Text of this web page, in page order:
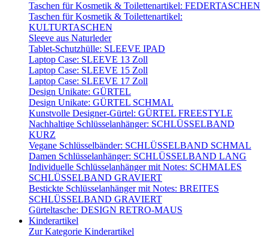
Taschen für Kosmetik & Toilettenartikel: FEDERTASCHEN
Taschen für Kosmetik & Toilettenartikel:
KULTURTASCHEN
Sleeve aus Naturleder
Tablet-Schutzhülle: SLEEVE IPAD
Laptop Case: SLEEVE 13 Zoll
Laptop Case: SLEEVE 15 Zoll
Laptop Case: SLEEVE 17 Zoll
Design Unikate: GÜRTEL
Design Unikate: GÜRTEL SCHMAL
Kunstvolle Designer-Gürtel: GÜRTEL FREESTYLE
Nachhaltige Schlüsselanhänger: SCHLÜSSELBAND
KURZ
Vegane Schlüsselbänder: SCHLÜSSELBAND SCHMAL
Damen Schlüsselanhänger: SCHLÜSSELBAND LANG
Individuelle Schlüsselanhänger mit Notes: SCHMALES
SCHLÜSSELBAND GRAVIERT
Bestickte Schlüsselanhänger mit Notes: BREITES
SCHLÜSSELBAND GRAVIERT
Gürteltasche: DESIGN RETRO-MAUS
Kinderartikel
Zur Kategorie Kinderartikel